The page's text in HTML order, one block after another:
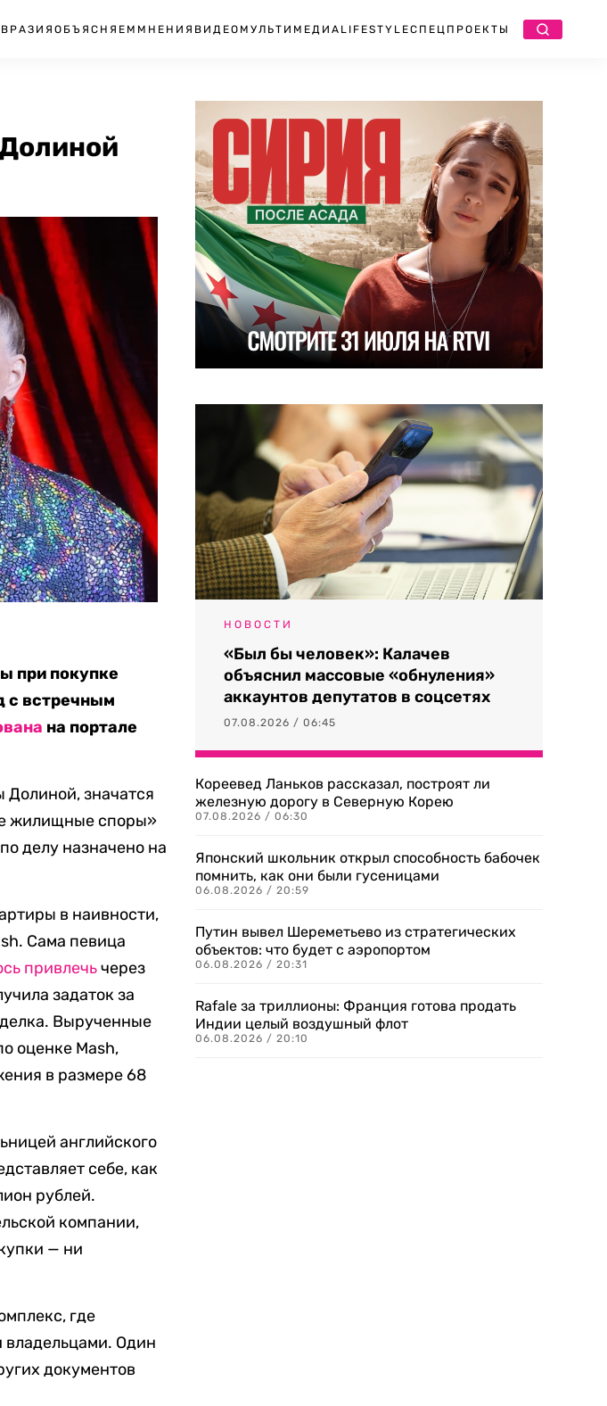
ОБЪЯСНЯЕМ МНЕНИЯ ВИДЕО МУЛЬТИМЕДИА LIFESTYLEСПЕЦПРОЕКТЫ
при покупке
с встречным
на портале
Долиной, значатся
жилищные споры»
делу назначено на
в наивности,
Сама певица
привлечьчерез
задаток за
Вырученные
оценке Mash,
в размере 68
английского
себе, как
рублей.
компании,
— ни
где
владельцами. Один
документов
НОВОСТИ
«Был бы человек»: Калачев
объяснил массовые «обнуления»
аккаунтов депутатов в соцсетях
07.08.2026 / 06:45
Кореевед Ланьков рассказал, построят ли
железную дорогу в Северную Корею
07.08.2026 / 06:30
Японский школьник открыл способность бабочек
помнить, как они были гусеницами
06.08.2026 / 20:59
Путин вывел Шереметьево из стратегических
объектов: что будет с аэропортом
06.08.2026 / 20:31
Rafale за триллионы: Франция готова продать
Индии целый воздушный флот
06.08.2026 / 20:10